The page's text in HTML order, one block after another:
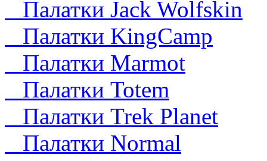
Палатки Jack Wolfskin
Палатки KingCamp
Палатки Marmot
Палатки Totem
Палатки Trek Planet
Палатки Normal